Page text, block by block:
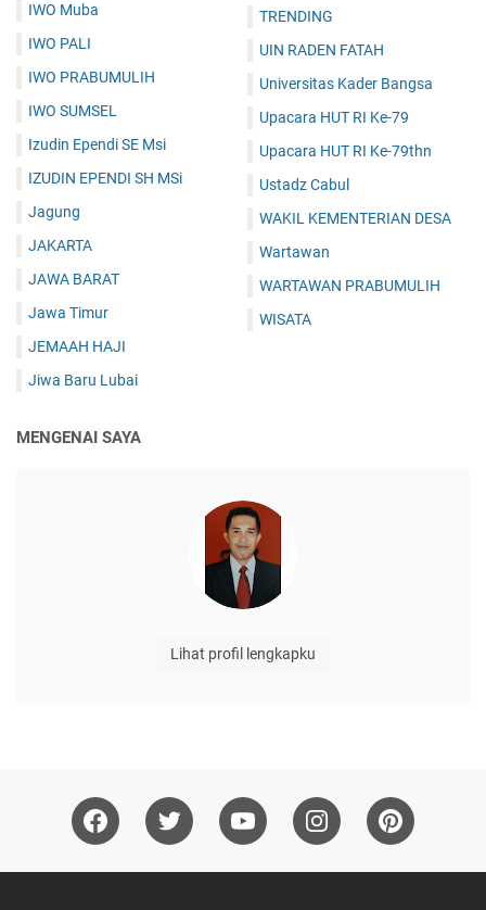
IWO Muba
IWO PALI
IWO PRABUMULIH
IWO SUMSEL
Izudin Ependi SE Msi
IZUDIN EPENDI SH MSi
Jagung
JAKARTA
JAWA BARAT
Jawa Timur
JEMAAH HAJI
Jiwa Baru Lubai
TRENDING
UIN RADEN FATAH
Universitas Kader Bangsa
Upacara HUT RI Ke-79
Upacara HUT RI Ke-79thn
Ustadz Cabul
WAKIL KEMENTERIAN DESA
Wartawan
WARTAWAN PRABUMULIH
WISATA
MENGENAI SAYA
Lihat profil lengkapku